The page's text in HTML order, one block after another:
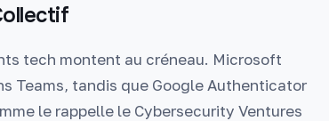
tech montent au créneau. Microsoft
Teams, tandis que Google Authenticator
le rappelle le Cybersecurity Ventures